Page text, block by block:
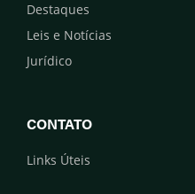
Destaques
Leis e Notícias
Jurídico
CONTATO
Links Úteis